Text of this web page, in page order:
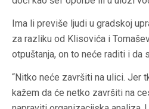
Ima li previše ljudi u gradskoj
za razliku od Klisovića i
otpuštanja, on to neće raditi i da
“Nitko neće završiti na ulici. Jer
kažem da će netko završiti na